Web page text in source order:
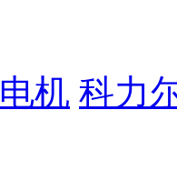
电机 科力